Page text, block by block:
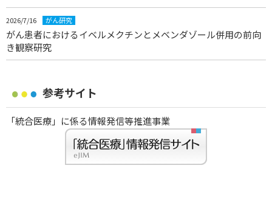
2026/7/16 がん研究
がん患者におけるイベルメクチンとメベンダゾール併用の前向
き観察研究
参考サイト
「統合医療」に係る情報発信等推進事業